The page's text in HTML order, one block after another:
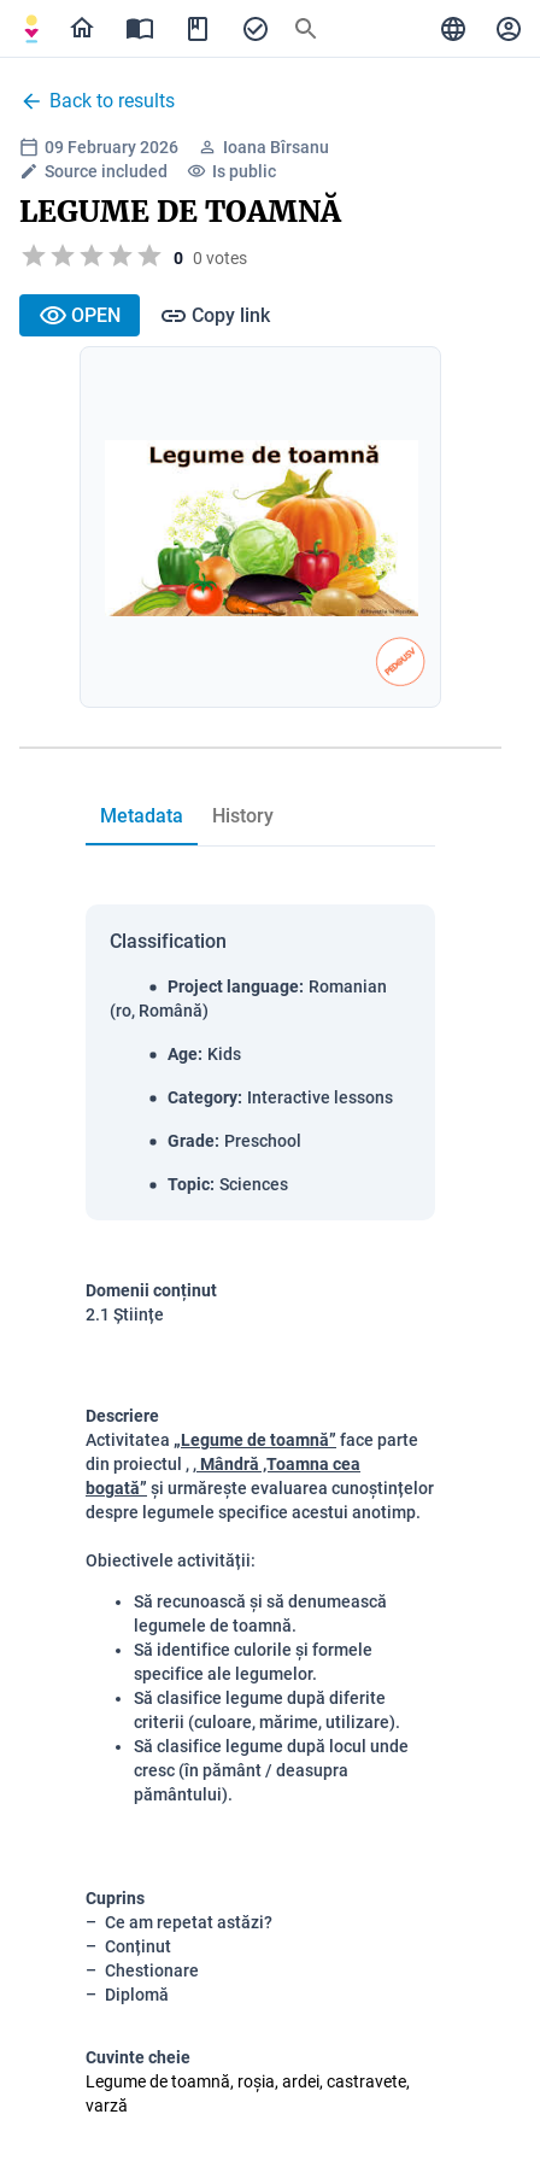
Back to results
09 February 2026
Ioana Bîrsanu
Source included
Is public
LEGUME DE TOAMNĂ
0 0 votes
OPEN Copy link
Metadata History
Classification
Project language: Romanian
(ro, Română)
Age: Kids
Category: Interactive lessons
Grade: Preschool
Topic: Sciences
Domenii conținut
2.1 Științe
Descriere
Activitatea „Legume de toamnă” face parte
din proiectul , , Mândră ,Toamna cea
bogată” și urmărește evaluarea cunoștințelor
despre legumele specifice acestui anotimp.
Obiectivele activității:
Să recunoască și să denumească
legumele de toamnă.
Să identifice culorile și formele
specifice ale legumelor.
Să clasifice legume după diferite
criterii (culoare, mărime, utilizare).
Să clasifice legume după locul unde
cresc (în pământ / deasupra
pământului).
Cuprins
Ce am repetat astăzi?
Conținut
Chestionare
Diplomă
Cuvinte cheie
Legume de toamnă, roșia, ardei, castravete,
varză